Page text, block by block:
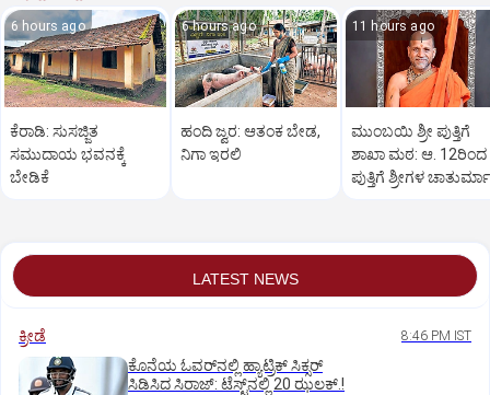
6 hours ago
ಕೆರಾಡಿ: ಸುಸಜ್ಜಿತ
ಸಮುದಾಯ ಭವನಕ್ಕೆ
ಬೇಡಿಕೆ
6 hours ago
ಹಂದಿ ಜ್ವರ: ಆತಂಕ ಬೇಡ,
ನಿಗಾ ಇರಲಿ
11 hours ago
ಮುಂಬಯಿ ಶ್ರೀ ಪುತ್ತಿಗೆ
ಶಾಖಾ ಮಠ: ಆ. 12ರಿಂದ
ಪುತ್ತಿಗೆ ಶ್ರೀಗಳ
LATEST NEWS
ಕ್ರೀಡೆ 8:46 PM IST
ಕೊನೆಯ ಓವರ್‌ನಲ್ಲಿ ಹ್ಯಾಟ್ರಿಕ್ ಸಿಕ್ಸರ್‌
ಸಿಡಿಸಿದ ಸಿರಾಜ್:‌ ಟೆಸ್ಟ್‌ನಲ್ಲಿ 20 ಝಲಕ್.!‌